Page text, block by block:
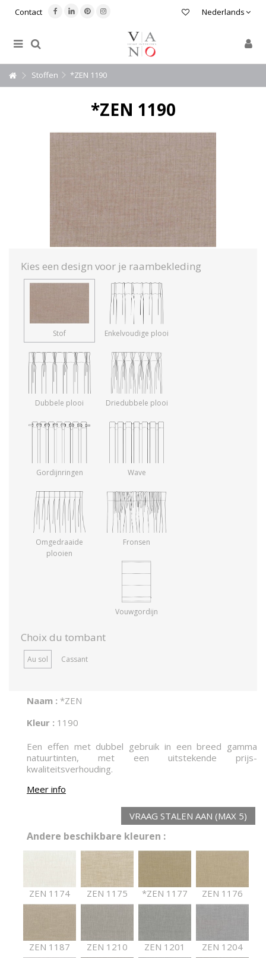
Nederlands
Contact
Stoffen *ZEN 1190
*ZEN 1190
Kies een design voor je raambekleding
Stof Enkelvoudige plooi
Dubbele plooi Driedubbele plooi
Gordijnringen Wave
Omgedraaide
plooien
Fronsen
Vouwgordijn
Choix du tombant
Au sol Cassant
Naam : *ZEN
Kleur : 1190
Een effen met dubbel gebruik in een breed gamma
natuurtinten, met een uitstekende prijs-
kwaliteitsverhouding.
Meer info
VRAAG STALEN AAN (MAX 5)
Andere beschikbare kleuren :
ZEN 1174 ZEN 1175 *ZEN 1177 ZEN 1176
ZEN 1187 ZEN 1210 ZEN 1201 ZEN 1204